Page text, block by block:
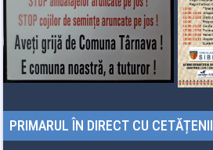
PRIMARUL ÎN DIRECT CU CETĂȚENII